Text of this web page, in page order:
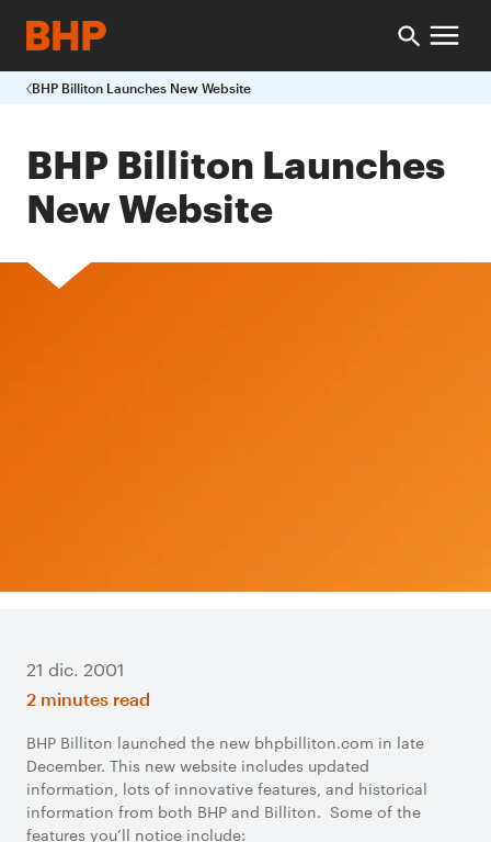
BHP Billiton Launches New Website
BHP Billiton Launches
New Website
21 dic. 2001
2 minutes read
BHP Billiton launched the new bhpbilliton.com in late
December. This new website includes updated
information, lots of innovative features, and historical
information from both BHP and Billiton. Some of the
features you’ll notice include: